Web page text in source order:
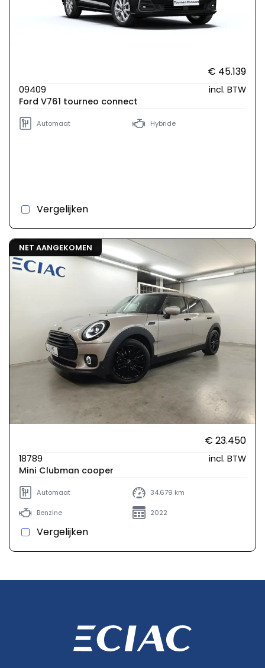
€ 45.139
09409
incl. BTW
Ford V761 tourneo connect
Automaat Hybride
Vergelijken
NET AANGEKOMEN
€ 23.450
18789
incl. BTW
Mini Clubman cooper
Automaat 34.679 km
Benzine 2022
Vergelijken